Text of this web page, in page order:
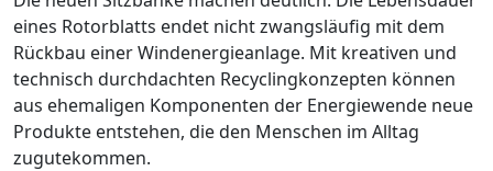
eines Rotorblatts endet nicht zwangsläufig mit dem
Rückbau einer Windenergieanlage. Mit kreativen und
technisch durchdachten Recyclingkonzepten können
aus ehemaligen Komponenten der Energiewende neue
Produkte entstehen, die den Menschen im Alltag
zugutekommen.